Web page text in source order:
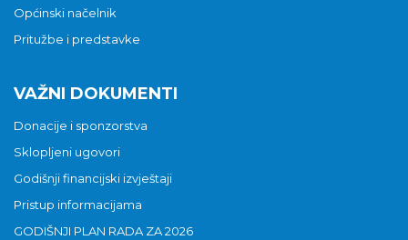
Općinski načelnik
Pritužbe i predstavke
VAŽNI DOKUMENTI
Donacije i sponzorstva
Sklopljeni ugovori
Godišnji financijski izvještaji
Pristup informacijama
GODIŠNJI PLAN RADA ZA 2026